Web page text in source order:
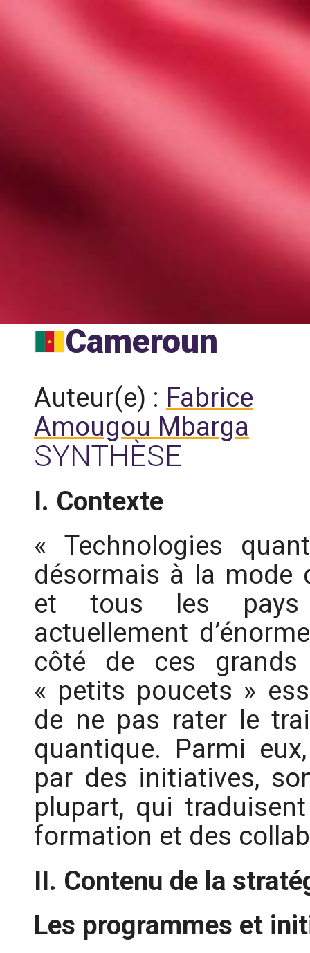
Cameroun
Auteur(e) : Fabrice
Amougou Mbarga
SYNTHÈSE
I. Contexte
« Technologies
désormais à la mode
et tous les pays
actuellement
côté de ces grands
« petits poucets »
de ne pas rater le
quantique. Parmi
par des initiatives,
plupart, qui
formation et des
II. Contenu de la
Les programmes et